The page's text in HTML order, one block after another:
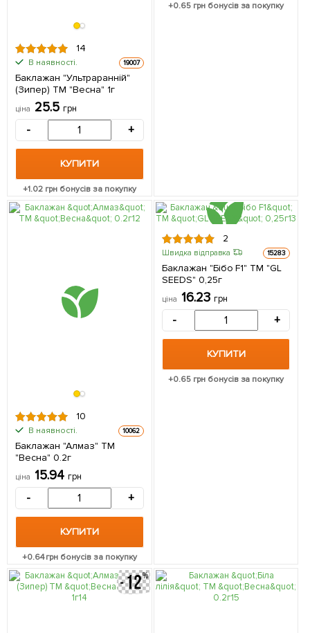
14
В наявності. 19007
Баклажан "Ультраранній"
(Зипер) ТМ "Весна" 1г
ціна 25.5 грн
- +
КУПИТИ
+1.02 грн бонусів за покупку
+0.65грн бонусів за покупку
10
В наявності. 10062
Баклажан "Алмаз" ТМ
"Весна" 0.2г
ціна 15.94 грн
- +
КУПИТИ
+0.64грн бонусів за покупку
2
Швидка відправка 15283
Баклажан "Бібо F1" ТМ "GL
SEEDS" 0,25г
ціна 16.23 грн
- +
КУПИТИ
+0.65грн бонусів за покупку